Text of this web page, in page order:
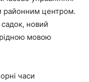
районним центром.
садок, новий
рідною мовою
часи